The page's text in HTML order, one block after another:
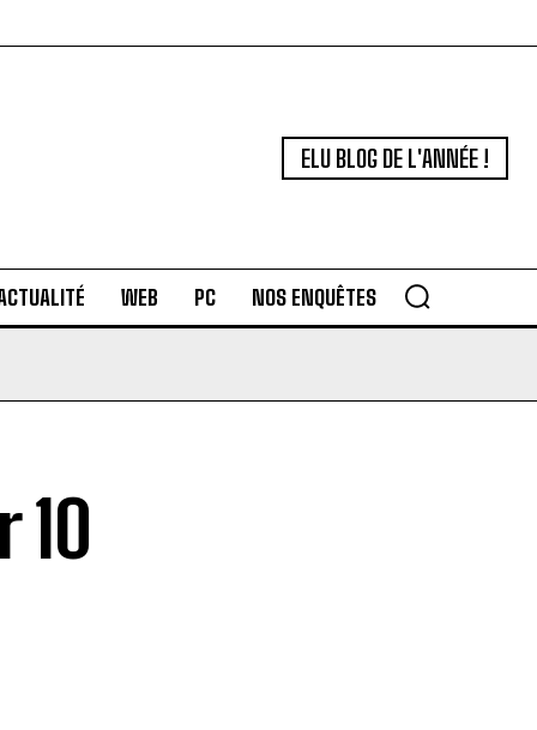
ELU BLOG DE L'ANNÉE !
WEB PC NOS ENQUÊTES